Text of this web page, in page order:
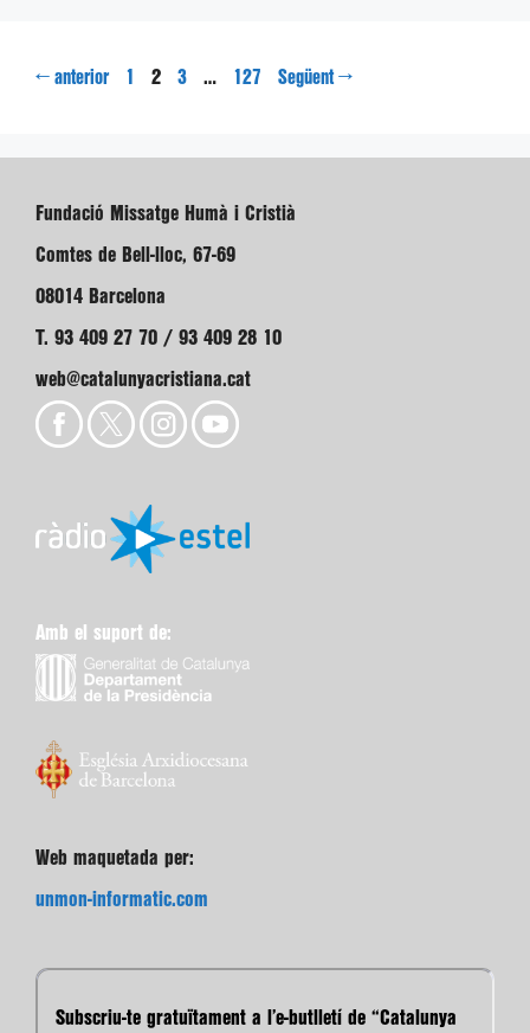
← anterior PàginaPàgina
2 Pàgina
3 … Pàgina
127 Següent →
Fundació Missatge Humà i Cristià
Comtes de Bell-lloc, 67-69
08014 Barcelona
T. 93 409 27 70 / 93 409 28 10
web@catalunyacristiana.cat
Amb el suport de:
Web maquetada per:
unmon-informatic.com
Subscriu-te gratuïtament a l’e-butlletí de “Catalunya